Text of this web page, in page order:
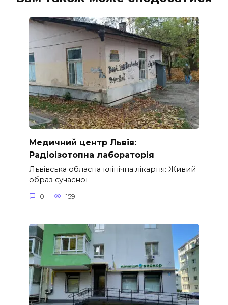
Медичний центр Львів:
Радіоізотопна лабораторія
Львівська обласна клінічна лікарня: Живий
образ сучасної
0 159